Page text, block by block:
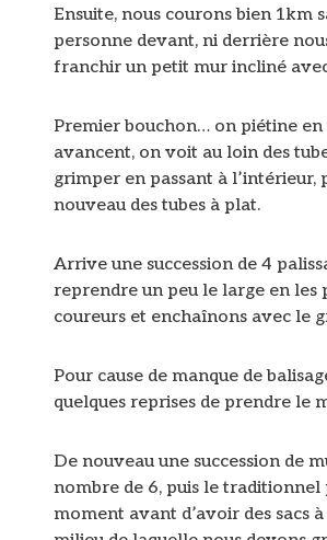
Ensuite, nous courons bien 1km
personne devant, ni derrière
franchir un petit mur incliné
Premier bouchon… on piétine
avancent, on voit au loin des
grimper en passant à l’intérieur,
nouveau des tubes à plat.
Arrive une succession de 4
reprendre un peu le large en les
coureurs et enchaînons avec le
Pour cause de manque de
quelques reprises de prendre le
De nouveau une succession de
nombre de 6, puis le
moment avant d’avoir des sacs